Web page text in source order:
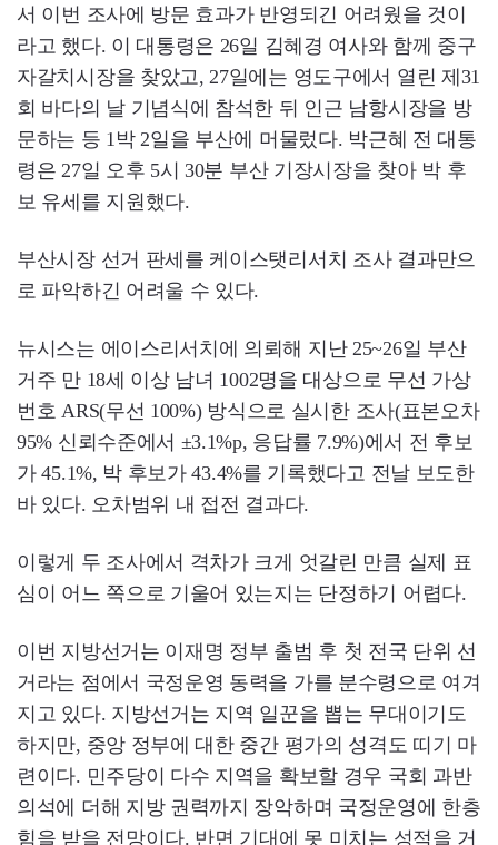
서 이번 조사에 방문 효과가 반영되긴 어려웠을 것이
라고 했다. 이 대통령은 26일 김혜경 여사와 함께 중구
자갈치시장을 찾았고, 27일에는 영도구에서 열린 제31
회 바다의 날 기념식에 참석한 뒤 인근 남항시장을 방
문하는 등 1박 2일을 부산에 머물렀다. 박근혜 전 대통
령은 27일 오후 5시 30분 부산 기장시장을 찾아 박 후
보 유세를 지원했다.
부산시장 선거 판세를 케이스탯리서치 조사 결과만으
로 파악하긴 어려울 수 있다.
뉴시스는 에이스리서치에 의뢰해 지난 25~26일 부산
거주 만 18세 이상 남녀 1002명을 대상으로 무선 가상
번호 ARS(무선 100%) 방식으로 실시한 조사(표본오차
95% 신뢰수준에서 ±3.1%p, 응답률 7.9%)에서 전 후보
가 45.1%, 박 후보가 43.4%를 기록했다고 전날 보도한
바 있다. 오차범위 내 접전 결과다.
이렇게 두 조사에서 격차가 크게 엇갈린 만큼 실제 표
심이 어느 쪽으로 기울어 있는지는 단정하기 어렵다.
이번 지방선거는 이재명 정부 출범 후 첫 전국 단위 선
거라는 점에서 국정운영 동력을 가를 분수령으로 여겨
지고 있다. 지방선거는 지역 일꾼을 뽑는 무대이기도
하지만, 중앙 정부에 대한 중간 평가의 성격도 띠기 마
련이다. 민주당이 다수 지역을 확보할 경우 국회 과반
의석에 더해 지방 권력까지 장악하며 국정운영에 한층
힘을 받을 전망이다. 반면 기대에 못 미치는 성적을 거